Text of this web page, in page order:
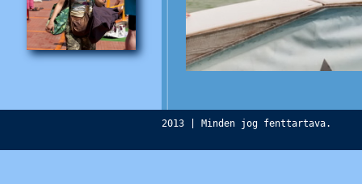
2013 | Minden jog fenttartava.